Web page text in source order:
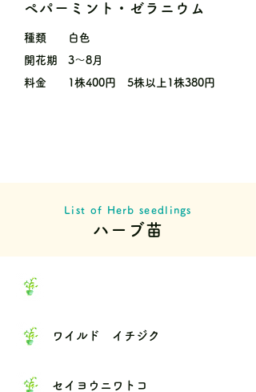
ペパーミント・ゼラニウム
種類
白色
開花期
3〜8月
料金
1株400円 5株以上1株380円
List of Herb seedlings
ハーブ苗
ワイルド イチジク
セイヨウニワトコ